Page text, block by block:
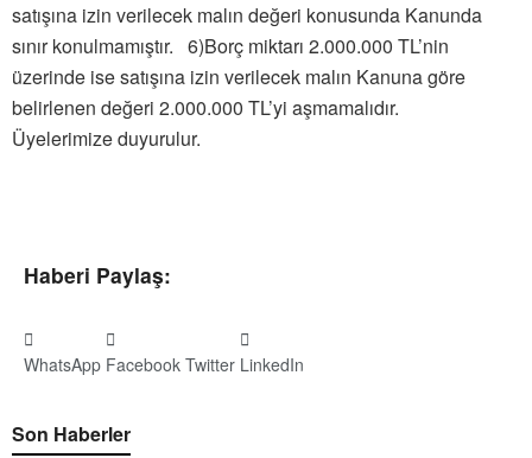
satışına izin verilecek malın değeri konusunda Kanunda
sınır konulmamıştır. 6)Borç miktarı 2.000.000 TL’nin
üzerinde ise satışına izin verilecek malın Kanuna göre
belirlenen değeri 2.000.000 TL’yi aşmamalıdır.
Üyelerimize duyurulur.
Haberi Paylaş:
WhatsApp Facebook Twitter LinkedIn
Son Haberler